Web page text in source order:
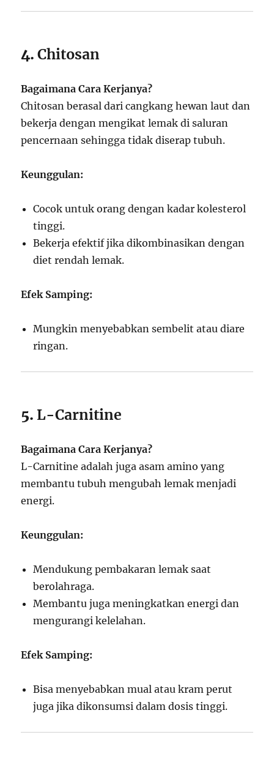
4.Chitosan
Bagaimana Cara Kerjanya?
Chitosan berasal dari cangkang hewan laut dan
bekerja dengan mengikat lemak di saluran
pencernaan sehingga tidak diserap tubuh.
Keunggulan:
Cocok untuk orang dengan kadar kolesterol
tinggi.
Bekerja efektif jika dikombinasikan dengan
diet rendah lemak.
Efek Samping:
Mungkin menyebabkan sembelit atau diare
ringan.
5. L-Carnitine
Bagaimana Cara Kerjanya?
L-Carnitine adalah juga asam amino yang
membantu tubuh mengubah lemak menjadi
energi.
Keunggulan:
Mendukung pembakaran lemak saat
berolahraga.
Membantu juga meningkatkan energi dan
mengurangi kelelahan.
Efek Samping:
Bisa menyebabkan mual atau kram perut
juga jika dikonsumsi dalam dosis tinggi.